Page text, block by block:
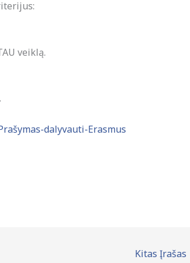
veiklą.
dalyvauti-Erasmus
Kitas Įrašas